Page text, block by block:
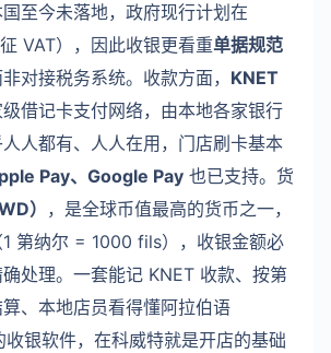
至今未落地，政府现行计划在
VAT），因此收银更看重单据规范
对接税务系统。收款方面， KNET
借记卡支付网络，由本地各家银行
人都有、人人在用，门店刷卡基本
Pay、Google Pay 也已支持。货
） ，是全球币值最高的货币之一，
1 第纳尔 = 1000 fils），收银金额必
处理。一套能记 KNET 收款、按第
、本地店员看得懂阿拉伯语
收银软件，在科威特就是开店的基础